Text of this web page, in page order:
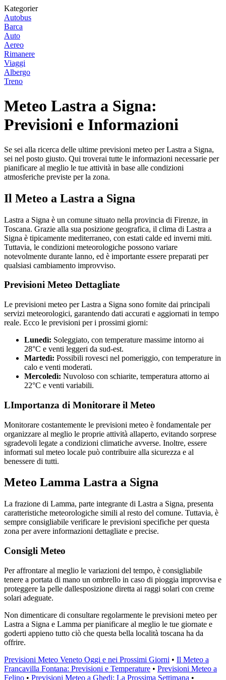
Kategorier
Autobus
Barca
Auto
Aereo
Rimanere
Viaggi
Albergo
Treno
Meteo Lastra a Signa:
Previsioni e Informazioni
Se sei alla ricerca delle ultime previsioni meteo per Lastra a Signa,
sei nel posto giusto. Qui troverai tutte le informazioni necessarie per
pianificare al meglio le tue attività in base alle condizioni
atmosferiche previste per la zona.
Il Meteo a Lastra a Signa
Lastra a Signa è un comune situato nella provincia di Firenze, in
Toscana. Grazie alla sua posizione geografica, il clima di Lastra a
Signa è tipicamente mediterraneo, con estati calde ed inverni miti.
Tuttavia, le condizioni meteorologiche possono variare
notevolmente durante lanno, ed è importante essere preparati per
qualsiasi cambiamento improvviso.
Previsioni Meteo Dettagliate
Le previsioni meteo per Lastra a Signa sono fornite dai principali
servizi meteorologici, garantendo dati accurati e aggiornati in tempo
reale. Ecco le previsioni per i prossimi giorni:
Lunedì: Soleggiato, con temperature massime intorno ai
28°C e venti leggeri da sud-est.
Martedì: Possibili rovesci nel pomeriggio, con temperature in
calo e venti moderati.
Mercoledì: Nuvoloso con schiarite, temperatura attorno ai
22°C e venti variabili.
LImportanza di Monitorare il Meteo
Monitorare costantemente le previsioni meteo è fondamentale per
organizzare al meglio le proprie attività allaperto, evitando sorprese
sgradevoli legate a condizioni climatiche avverse. Inoltre, essere
informati sul meteo locale può contribuire alla sicurezza e al
benessere di tutti.
Meteo Lamma Lastra a Signa
La frazione di Lamma, parte integrante di Lastra a Signa, presenta
caratteristiche meteorologiche simili al resto del comune. Tuttavia, è
sempre consigliabile verificare le previsioni specifiche per questa
zona per avere informazioni dettagliate e precise.
Consigli Meteo
Per affrontare al meglio le variazioni del tempo, è consigliabile
tenere a portata di mano un ombrello in caso di pioggia improvvisa e
proteggere la pelle dallesposizione diretta ai raggi solari con creme
solari adeguate.
Non dimenticare di consultare regolarmente le previsioni meteo per
Lastra a Signa e Lamma per pianificare al meglio le tue giornate e
goderti appieno tutto ciò che questa bella località toscana ha da
offrire.
Previsioni Meteo Veneto Oggi e nei Prossimi Giorni • Il Meteo a
Francavilla Fontana: Previsioni e Temperature • Previsioni Meteo a
Felino • Previsioni Meteo a Ghedi: La Prossima Settimana •